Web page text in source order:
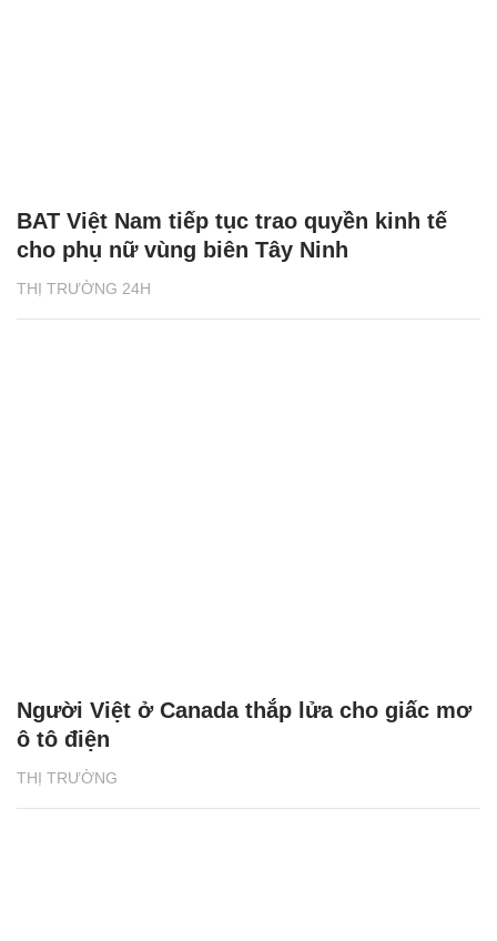
THỊ TRƯỜNG 24H
BAT Việt Nam tiếp tục trao quyền kinh tế
cho phụ nữ vùng biên Tây Ninh
THỊ TRƯỜNG
Người Việt ở Canada thắp lửa cho giấc mơ
ô tô điện